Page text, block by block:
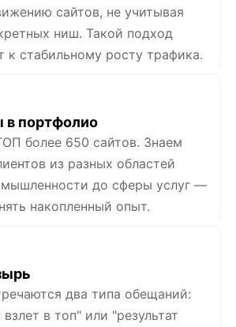
в портфолио
более 650 сайтов. Знаем
из разных областей
до сферы услуг —
накопленный опыт.
сайтов, не учитывая
ниш. Такой подход
к стабильному росту трафика.
два типа обещаний:
в топ" или "результат